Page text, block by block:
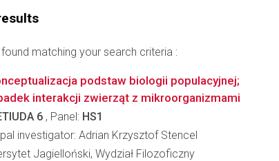
matching your search criteria :
podstaw biologii populacyjnej;
interakcji zwierząt z mikroorganizmami
6 , Panel: HS1
investigator: Adrian Krzysztof Stencel
Jagielloński, Wydział Filozoficzny